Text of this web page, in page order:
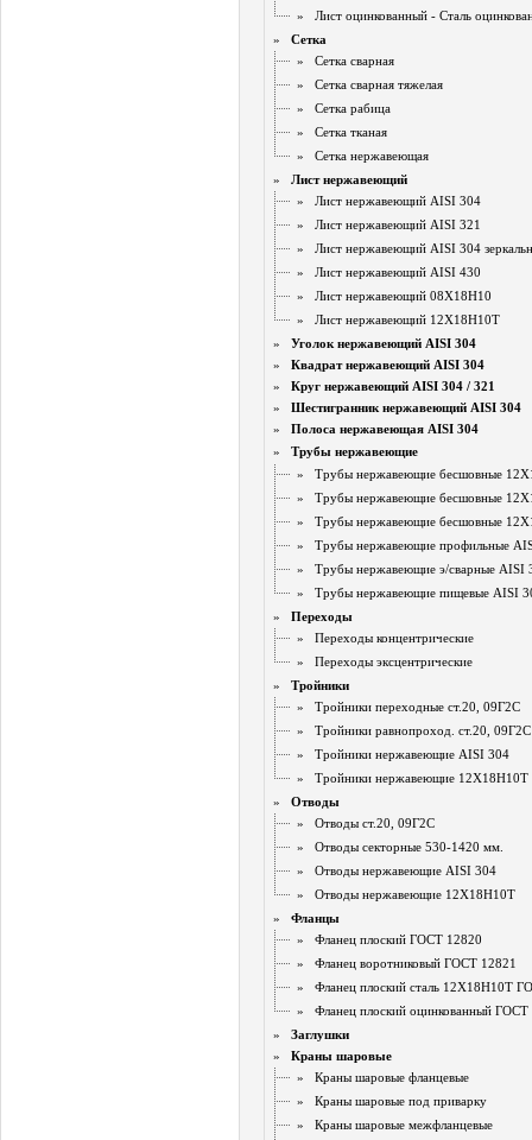
» Лист оцинкованный - Сталь
» Сетка
» Сетка сварная
» Сетка сварная тяжелая
» Сетка рабица
» Сетка тканая
» Сетка нержавеющая
» Лист нержавеющий
» Лист нержавеющий AISI 304
» Лист нержавеющий AISI 321
» Лист нержавеющий AISI 304
» Лист нержавеющий AISI 430
» Лист нержавеющий 08Х18Н10
» Лист нержавеющий 12Х18Н10Т
» Уголок нержавеющий AISI 304
» Квадрат нержавеющий AISI 304
» Круг нержавеющий AISI 304 / 321
» Шестигранник нержавеющий AISI 304
» Полоса нержавеющая AISI 304
» Трубы нержавеющие
» Трубы нержавеющие бесшовные
» Трубы нержавеющие бесшовные
» Трубы нержавеющие бесшовные
» Трубы нержавеющие профильные
» Трубы нержавеющие э/сварные AISI
» Трубы нержавеющие пищевые AISI
» Переходы
» Переходы концентрические
» Переходы эксцентрические
» Тройники
» Тройники переходные ст.20, 09Г2С
» Тройники равнопроход. ст.20, 09Г2С
» Тройники нержавеющие AISI 304
» Тройники нержавеющие 12Х18Н10Т
» Отводы
» Отводы ст.20, 09Г2С
» Отводы секторные 530-1420 мм.
» Отводы нержавеющие AISI 304
» Отводы нержавеющие 12Х18Н10Т
» Фланцы
» Фланец плоский ГОСТ 12820
» Фланец воротниковый ГОСТ 12821
» Фланец плоский сталь 12Х18Н10Т
» Фланец плоский оцинкованный ГОСТ
» Заглушки
» Краны шаровые
» Краны шаровые фланцевые
» Краны шаровые под приварку
» Краны шаровые межфланцевые